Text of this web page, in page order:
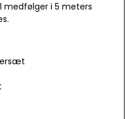
medfølger i 5 meters